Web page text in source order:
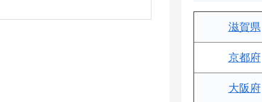
滋賀県
京都府
大阪府